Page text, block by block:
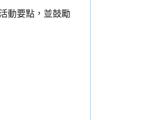
動要點，並鼓勵